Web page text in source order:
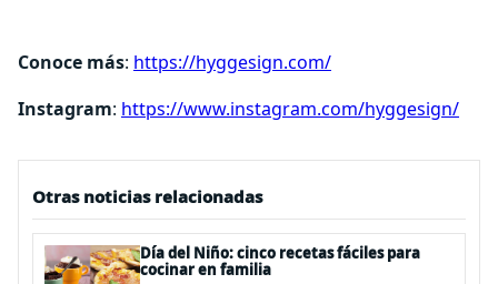
Conoce más: https://hyggesign.com/
Instagram: https://www.instagram.com/hyggesign/
Otras noticias relacionadas
Día del Niño: cinco recetas fáciles para
cocinar en familia